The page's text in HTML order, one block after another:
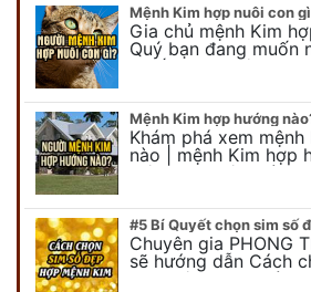
Gia chủ mệnh Kim
Quý bạn đang muốn
muốn chọn một con
Duy…
Khám phá xem
nào | mệnh Kim hợp
mệnh Kim kê giường
Chuyên gia PHONG
sẽ hướng dẫn Cách
hợp mệnh KIM. Mời